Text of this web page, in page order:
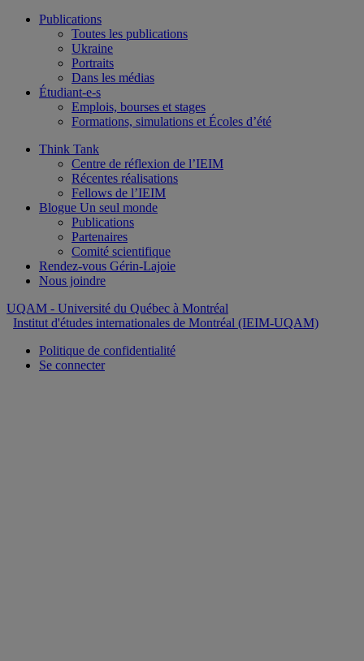
Publications
Toutes les publications
Ukraine
Portraits
Dans les médias
Étudiant-e-s
Emplois, bourses et stages
Formations, simulations et Écoles d’été
Think Tank
Centre de réflexion de l’IEIM
Récentes réalisations
Fellows de l’IEIM
Blogue Un seul monde
Publications
Partenaires
Comité scientifique
Rendez-vous Gérin-Lajoie
Nous joindre
UQAM - Université du Québec à Montréal
Institut d'études internationales de Montréal (IEIM-UQAM)
Politique de confidentialité
Se connecter